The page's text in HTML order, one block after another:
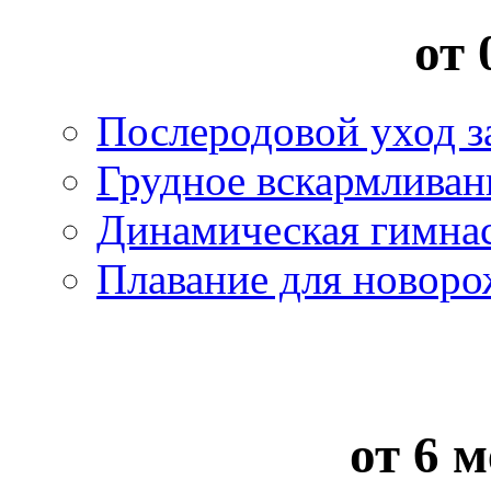
от
Послеродовой уход
Грудное
Динамическая
Плавание для
от 6